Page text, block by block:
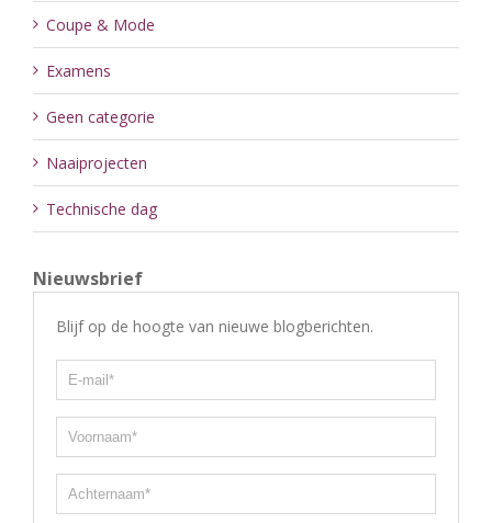
Coupe & Mode
Examens
Geen categorie
Naaiprojecten
Technische dag
Nieuwsbrief
Blijf op de hoogte van nieuwe blogberichten.